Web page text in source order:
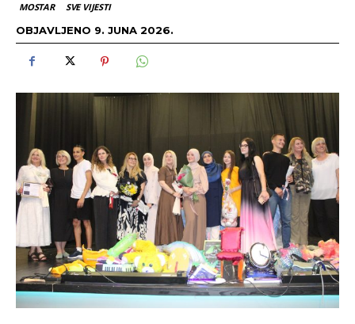
MOSTAR SVE VIJESTI
OBJAVLJENO 9. JUNA 2026.